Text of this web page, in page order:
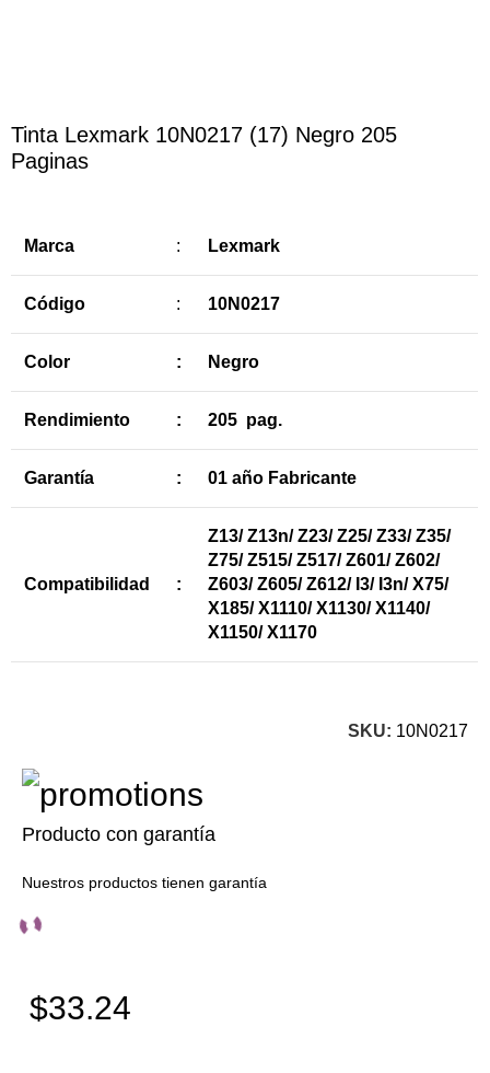
Tinta Lexmark 10N0217 (17) Negro 205
Paginas
Marca : Lexmark
Código : 10N0217
Color : Negro
Rendimiento : 205 pag.
Garantía : 01 año Fabricante
Compatibilidad :
Z13/ Z13n/ Z23/ Z25/ Z33/ Z35/
Z75/ Z515/ Z517/ Z601/ Z602/
Z603/ Z605/ Z612/ I3/ I3n/ X75/
X185/ X1110/ X1130/ X1140/
X1150/ X1170
SKU: 10N0217
Producto con garantía
Nuestros productos tienen garantía
$33.24